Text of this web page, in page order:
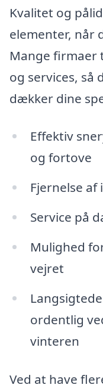
Kvalitet og
elementer, når
Mange firmaer
og services, så
dækker dine
Effektiv
og fortove
Fjernelse
Service på
Mulighed
vejret
ordentlig
vinteren
Ved at have